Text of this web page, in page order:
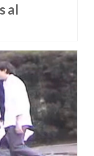
al